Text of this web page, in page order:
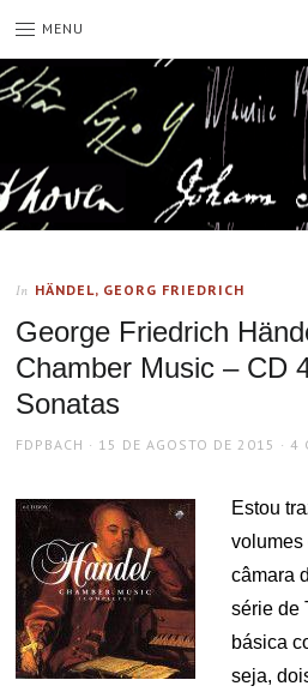
MENU
In HÄNDEL, GEORG FRIEDRICH
George Friedrich
Chamber Music – CD
Sonatas
AUTHOR
FDPBACH
POSTED
15 DE AGOSTO DE 2015 4
Estou
volumes
câmara
série de
básica
seja,